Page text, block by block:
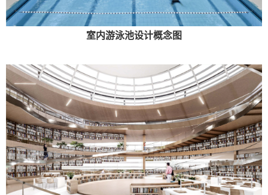
室内游泳池设计概念图